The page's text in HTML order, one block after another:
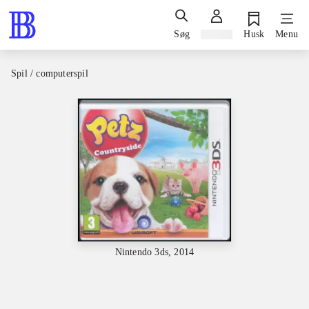
Søg Husk Menu
Spil / computerspil
Nintendo 3ds, 2014